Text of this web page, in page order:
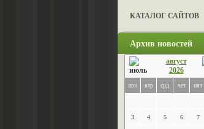
КАТАЛОГ САЙТОВ
Архив новостей
август
2026
пон втр срд чет пят
3 4 5 6 7